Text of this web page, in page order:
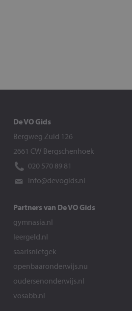
De VO Gids
Bergweg Zuid 126
2661 CW Bergschenhoek
020 570 89 81
info@devogids.nl
Partners van De VO Gids
gymnasia.nl
leergeld.nl
saarisnietgek
openbaaronderwijs.nu
oudersenonderwijs.nl
vosabb.nl